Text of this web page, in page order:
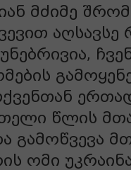
მძიმე
წლის
გამოწვევა
ომი